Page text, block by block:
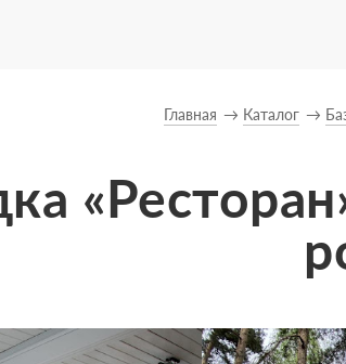
Главная Каталог